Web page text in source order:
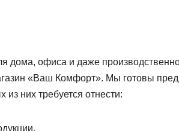
дома, офиса и даже
«Ваш Комфорт». Мы готовы
них требуется отнести: